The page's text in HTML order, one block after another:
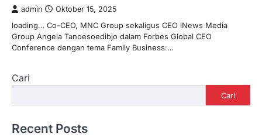
admin Oktober 15, 2025
loading… Co-CEO, MNC Group sekaligus CEO iNews Media
Group Angela Tanoesoedibjo dalam Forbes Global CEO
Conference dengan tema Family Business:…
Cari
Cari
Recent Posts